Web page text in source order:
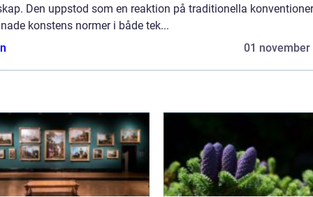
Den uppstod som en reaktion på traditionella
konstens normer i både tek...
01 november